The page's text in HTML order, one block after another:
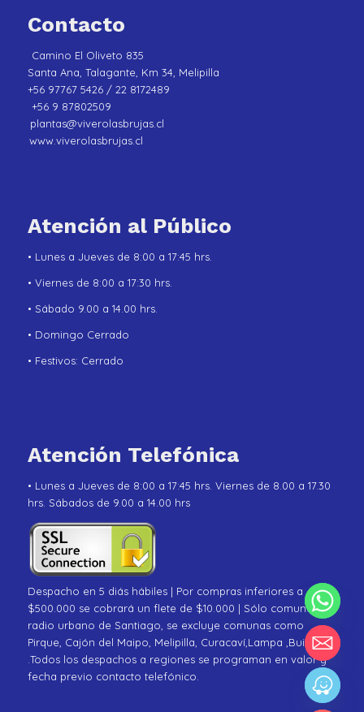
Contacto
Camino El Oliveto 835
Santa Ana, Talagante, Km 34, Melipilla
+56 97767 5426 / 22 8172489
+56 9 87802509
plantas@viverolasbrujas.cl
www.viverolasbrujas.cl
Atención al Público
• Lunes a Jueves de 8:00 a 17:45 hrs.
• Viernes de 8:00 a 17:30 hrs.
• Sábado 9.00 a 14.00 hrs.
• Domingo Cerrado
• Festivos: Cerrado
Atención Telefónica
• Lunes a Jueves de 8:00 a 17:45 hrs. Viernes de 8.00 a 17.30
hrs. Sábados de 9.00 a 14.00 hrs
Despacho en 5 diás hábiles | Por compras inferiores a
$500.000 se cobrará un flete de $10.000 | Sólo comunas de
radio urbano de Santiago, se excluye comunas como
Pirque, Cajón del Maipo, Melipilla, Curacaví,Lampa ,Buin
.Todos los despachos a regiones se programan en valor y
fecha previo contacto telefónico.